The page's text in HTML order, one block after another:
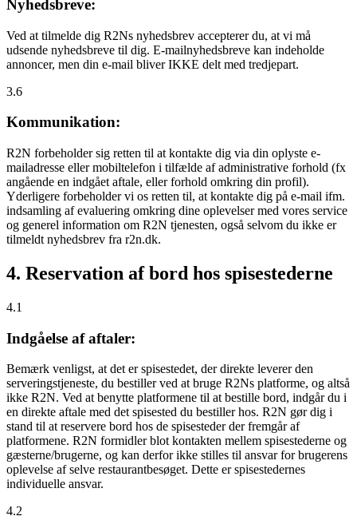
Nyhedsbreve:
Ved at tilmelde dig R2Ns nyhedsbrev accepterer du, at vi må
udsende nyhedsbreve til dig. E-mailnyhedsbreve kan indeholde
annoncer, men din e-mail bliver IKKE delt med tredjepart.
3.6
Kommunikation:
R2N forbeholder sig retten til at kontakte dig via din oplyste e-
mailadresse eller mobiltelefon i tilfælde af administrative forhold (fx
angående en indgået aftale, eller forhold omkring din profil).
Yderligere forbeholder vi os retten til, at kontakte dig på e-mail ifm.
indsamling af evaluering omkring dine oplevelser med vores service
og generel information om R2N tjenesten, også selvom du ikke er
tilmeldt nyhedsbrev fra r2n.dk.
4. Reservation af bord hos spisestederne
4.1
Indgåelse af aftaler:
Bemærk venligst, at det er spisestedet, der direkte leverer den
serveringstjeneste, du bestiller ved at bruge R2Ns platforme, og altså
ikke R2N. Ved at benytte platformene til at bestille bord, indgår du i
en direkte aftale med det spisested du bestiller hos. R2N gør dig i
stand til at reservere bord hos de spisesteder der fremgår af
platformene. R2N formidler blot kontakten mellem spisestederne og
gæsterne/brugerne, og kan derfor ikke stilles til ansvar for brugerens
oplevelse af selve restaurantbesøget. Dette er spisestedernes
individuelle ansvar.
4.2